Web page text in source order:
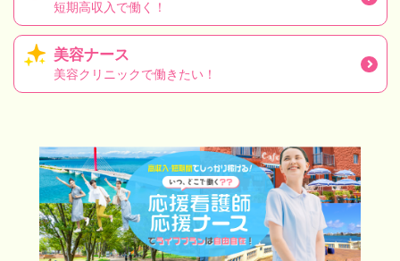
短期高収入で働く！
美容ナース
美容クリニックで働きたい！